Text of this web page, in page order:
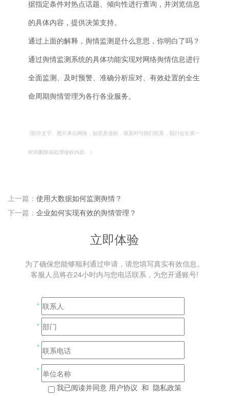
据指定条件对热点话题、倾向性进行查询，并浏览信息
的具体内容，提供决策支持。
通过上面的解释，舆情监测是什么意思，你明白了吗？
通过舆情监测系统的具体功能实现对网络舆情信息进行
全面监测、及时预警、准确分析应对、有效处置的全生
命周期舆情管理为各行各业服务。
(部分文字、图片来自网络，如涉及侵权，请及时与我们联系，我们会在第一
时间删除或处理侵权内容。）
上一篇： 使用大数据如何监测舆情？
下一篇： 企业如何实现有效的舆情管理？
立即体验
为了确保您能够顺利通过申请，请您填写真实有效信息。
客服人员将在24小时内与您电话联系，为您开通账号!
*
*
*
*
我已阅读并同意 用户协议 和 隐私政策